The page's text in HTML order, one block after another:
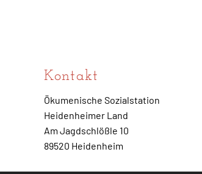
Kontakt
Ökumenische Sozialstation
Heidenheimer Land
Am Jagdschlößle 10
89520 Heidenheim